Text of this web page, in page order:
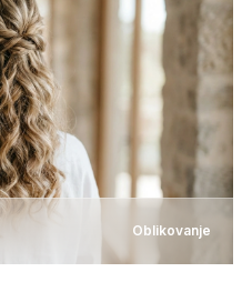
Oblikovanje